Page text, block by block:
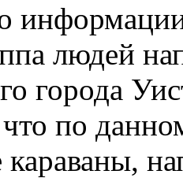
людей
города
по